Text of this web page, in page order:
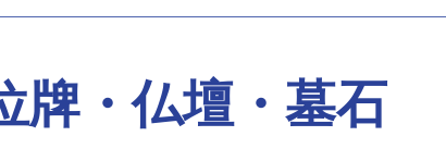
牌・仏壇・墓石